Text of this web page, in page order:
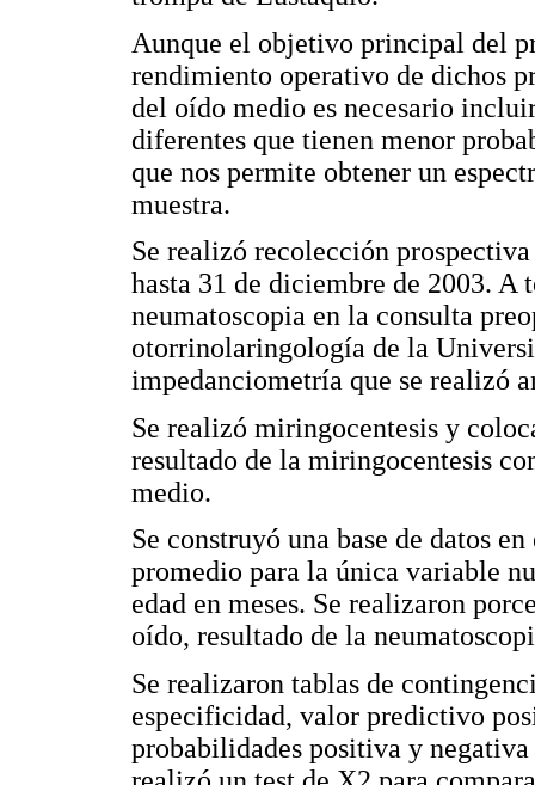
Aunque el objetivo principal del
rendimiento operativo de dichos
del oído medio es necesario
diferentes que tienen menor
que nos permite obtener un
muestra.
Se realizó recolección
hasta 31 de diciembre de 2003. A
neumatoscopia en la consulta
otorrinolaringología de la
impedanciometría que se realizó
Se realizó miringocentesis y
resultado de la miringocentesis
medio.
Se construyó una base de datos
promedio para la única variable
edad en meses. Se realizaron
oído, resultado de la
Se realizaron tablas de
especificidad, valor predictivo
probabilidades positiva y